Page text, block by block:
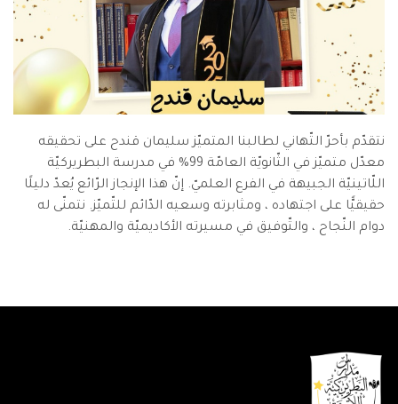
نتقدّم بأحرّ التّهاني لطالبنا المتميّز سليمان قندح على تحقيقه
معدّل متميّز في الثّانويّة العامّة 99% في مدرسة البطريركيّة
اللّاتينيّة الجبيهة في الفرع العلميّ. إنّ هذا الإنجاز الرّائع يُعدّ دليلًا
حقيقيًّا على اجتهاده ، ومثابرته وسعيه الدّائم للتّميّز. نتمنّى له
دوام النّجاح ، والتّوفيق في مسيرته الأكاديميّة والمهنيّة.